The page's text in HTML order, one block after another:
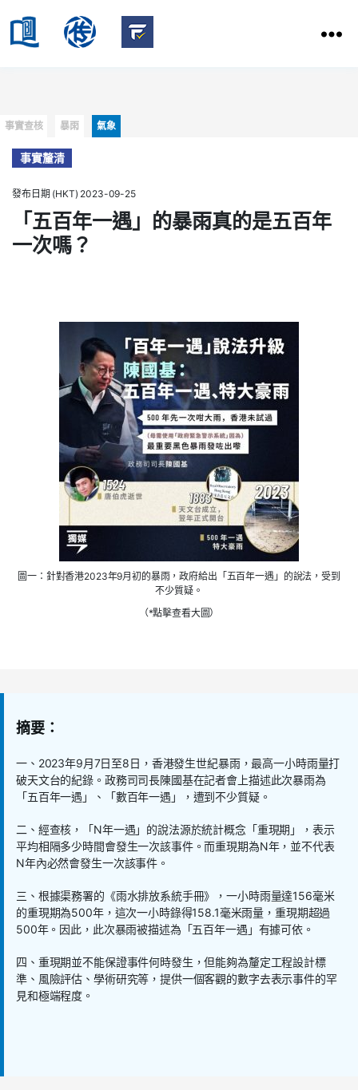
HKBU
of
Communication
Categories
事實查核 暴雨 氣象
事實釐清
發布日期 (HKT) 2023-09-25
「五百年一遇」的暴雨真的是五百年
一次嗎？
圖一：針對香港2023年9月初的暴雨，政府給出「五百年一遇」的說法，受到
不少質疑。
（*點擊查看大圖）
摘要：
一、2023年9月7日至8日，香港發生世紀暴雨，最高一小時雨量打
破天文台的紀錄。政務司司長陳國基在記者會上描述此次暴雨為
「五百年一遇」、「數百年一遇」，遭到不少質疑。
二、經查核，「N年一遇」的說法源於統計概念「重現期」，表示
平均相隔多少時間會發生一次該事件。而重現期為N年，並不代表
N年內必然會發生一次該事件。
三、根據渠務署的《雨水排放系統手冊》，一小時雨量達156毫米
的重現期為500年，這次一小時錄得158.1毫米雨量，重現期超過
500年。因此，此次暴雨被描述為「五百年一遇」有據可依。
四、重現期並不能保證事件何時發生，但能夠為釐定工程設計標
準、風險評估、學術研究等，提供一個客觀的數字去表示事件的罕
見和極端程度。